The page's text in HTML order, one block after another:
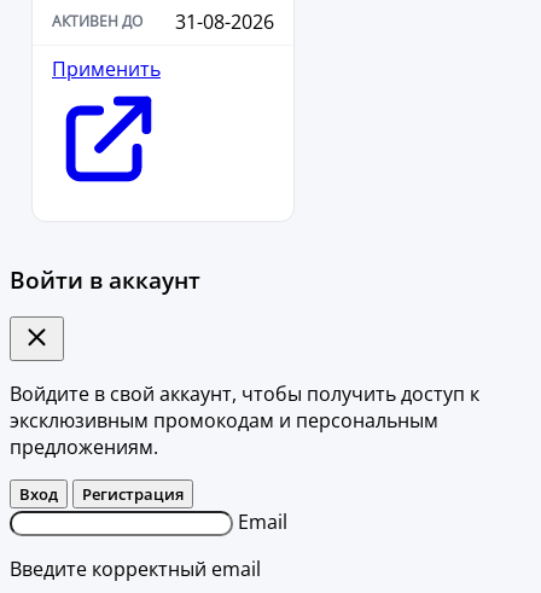
31-08-2026
Применить
Войти в аккаунт
Войдите в свой аккаунт, чтобы получить доступ к
эксклюзивным промокодам и персональным
предложениям.
Вход Регистрация
Email
Введите корректный email